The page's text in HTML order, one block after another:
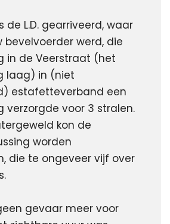
de L.D. gearriveerd, waar
bevelvoerder werd, die
in de Veerstraat (het
laag) in (niet
estafetteverband een
verzorgde voor 3 stralen.
kon de
worden
die te ongeveer vijf over
gevaar meer voor